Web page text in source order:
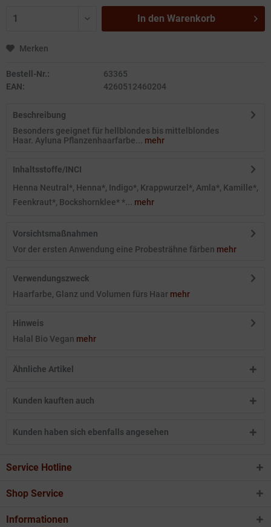
In den Warenkorb
Merken
Bestell-Nr.:
63365
EAN:
4260512460204
Beschreibung
Besonders geeignet für hellblondes bis mittelblondes
Haar. Ayluna Pflanzenhaarfarbe... mehr
Inhaltsstoffe/INCI
Henna Neutral*, Henna*, Indigo*, Krappwurzel*, Amla*, Kamille*,
Feenkraut*, Bockshornklee* *... mehr
Vorsichtsmaßnahmen
Vor der ersten Anwendung eine Probesträhne färben mehr
Verwendungszweck
Haarfarbe, Glanz und Volumen fürs Haar mehr
Hinweis
Halal Bio Vegan mehr
Ähnliche Artikel
Kunden kauften auch
Kunden haben sich ebenfalls angesehen
Service Hotline
Shop Service
Informationen